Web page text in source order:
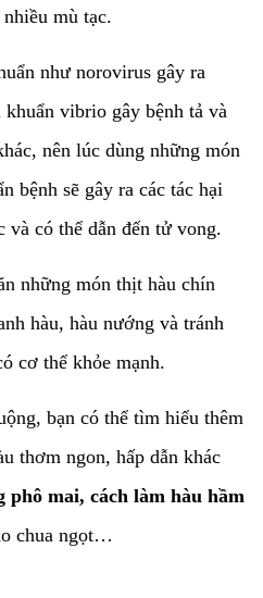
mù tạc.
như norovirus gây ra
vibrio gây bệnh tả và
nên lúc dùng những món
bệnh sẽ gây ra các tác hại
và có thể dẫn đến tử vong.
những món thịt hàu chín
hàu, hàu nướng và tránh
cơ thể khỏe mạnh.
bạn có thể tìm hiểu thêm
thơm ngon, hấp dẫn khác
phô mai, cách làm hàu hầm
chua ngọt…